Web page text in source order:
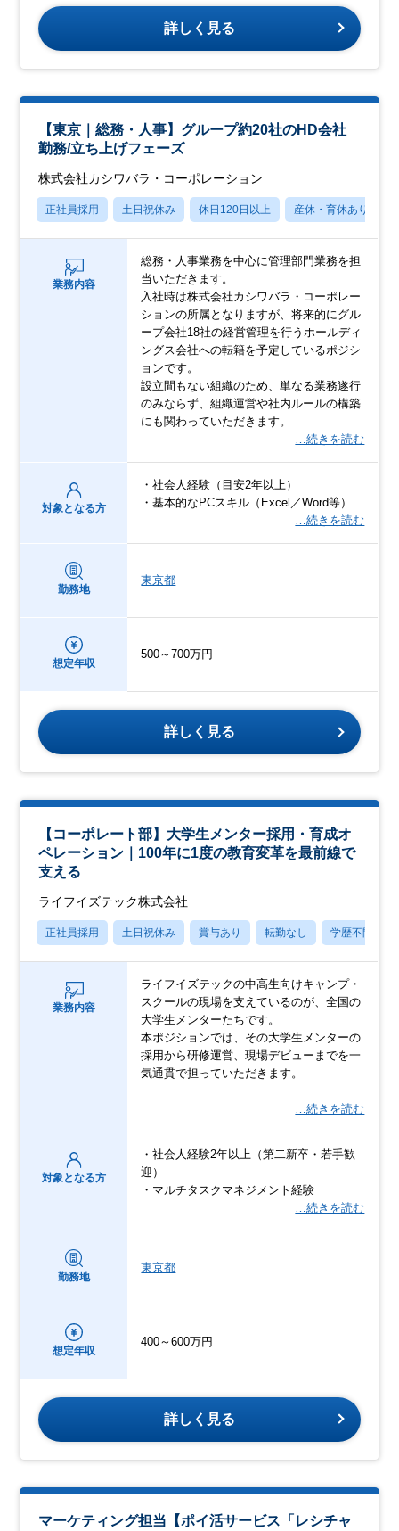
詳しく見る
【東京｜総務・人事】グループ約20社のHD会社
勤務/立ち上げフェーズ
株式会社カシワバラ・コーポレーション
正社員採用 土日祝休み 休日120日以上 産休・育休あり
業務内容
総務・人事業務を中心に管理部門業務を担
当いただきます。
入社時は株式会社カシワバラ・コーポレー
ションの所属となりますが、将来的にグル
ープ会社18社の経営管理を行うホールディ
ングス会社への転籍を予定しているポジシ
ョンです。
設立間もない組織のため、単なる業務遂行
のみならず、組織運営や社内ルールの構築
にも関わっていただきます。
…続きを読む
対象となる方
・社会人経験（目安2年以上）
・基本的なPCスキル（Excel／Word等）
…続きを読む
勤務地
東京都
想定年収
500～700万円
詳しく見る
【コーポレート部】大学生メンター採用・育成オ
ペレーション｜100年に1度の教育変革を最前線で
支える
ライフイズテック株式会社
正社員採用 土日祝休み 賞与あり 転勤なし 学歴不問
業務内容
ライフイズテックの中高生向けキャンプ・
スクールの現場を支えているのが、全国の
大学生メンターたちです。
本ポジションでは、その大学生メンターの
採用から研修運営、現場デビューまでを一
気通貫で担っていただきます。
…続きを読む
対象となる方
・社会人経験2年以上（第二新卒・若手歓
迎）
・マルチタスクマネジメント経験
…続きを読む
勤務地
東京都
想定年収
400～600万円
詳しく見る
マーケティング担当【ポイ活サービス「レシチャ